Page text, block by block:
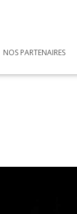
NOS PARTENAIRES